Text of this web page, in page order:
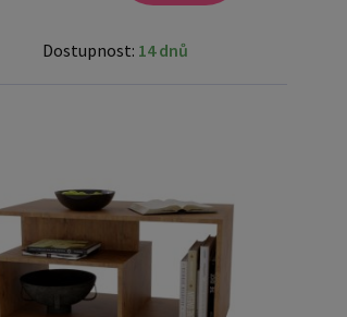
Dostupnost: 14 dnů